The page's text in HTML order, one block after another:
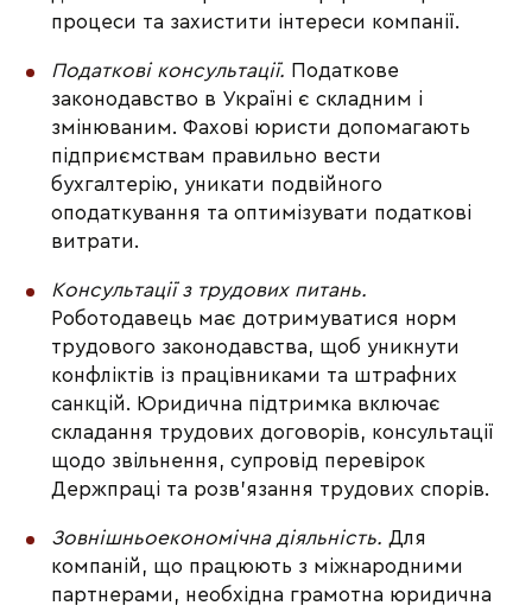
процеси та захистити інтереси компанії.
Податкові консультації. Податкове
законодавство в Україні є складним і
змінюваним. Фахові юристи допомагають
підприємствам правильно вести
бухгалтерію, уникати подвійного
оподаткування та оптимізувати податкові
витрати.
Консультації з трудових питань.
Роботодавець має дотримуватися норм
трудового законодавства, щоб уникнути
конфліктів із працівниками та штрафних
санкцій. Юридична підтримка включає
складання трудових договорів, консультації
щодо звільнення, супровід перевірок
Держпраці та розв’язання трудових спорів.
Зовнішньоекономічна діяльність. Для
компаній, що працюють з міжнародними
партнерами, необхідна грамотна юридична